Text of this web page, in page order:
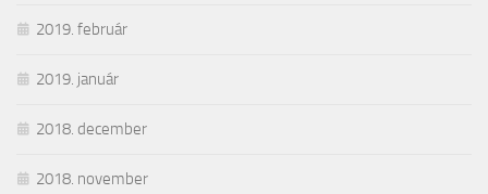
2019. február
2019. január
2018. december
2018. november